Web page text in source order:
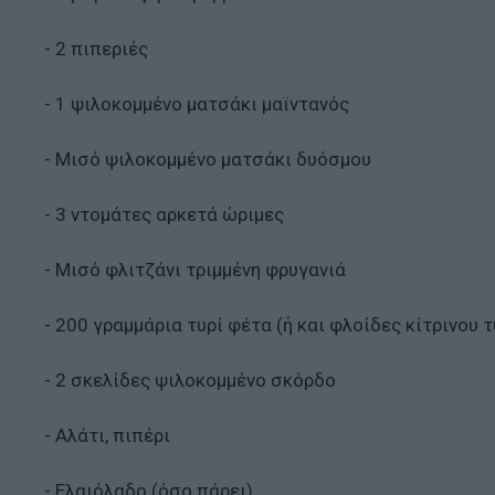
- 2 πιπεριές
- 1 ψιλοκομμένο ματσάκι μαϊντανός
- Μισό ψιλοκομμένο ματσάκι δυόσμου
- 3 ντομάτες αρκετά ώριμες
- Μισό φλιτζάνι τριμμένη φρυγανιά
- 200 γραμμάρια τυρί φέτα (ή και φλοίδες κίτρινου
- 2 σκελίδες ψιλοκομμένο σκόρδο
- Αλάτι, πιπέρι
- Ελαιόλαδο (όσο πάρει)